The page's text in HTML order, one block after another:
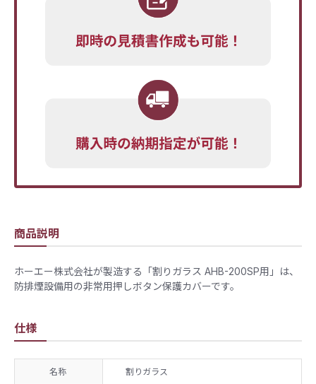
商品説明
ホーエー株式会社が製造する「割りガラス AHB-200SP用」は、
防排煙設備用の非常用押しボタン保護カバーです。
仕様
名称 割りガラス